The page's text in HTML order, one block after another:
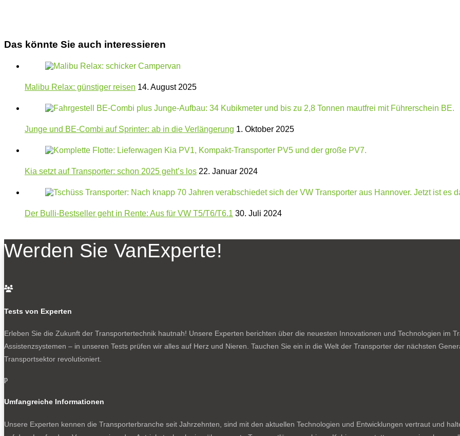
Das könnte Sie auch interessieren
Malibu Relax: günstiger reisen 14. August 2025
Junge und BE-Combi auf Sprinter: ab in die Verlängerung 1. Oktober 2025
Kia setzt auf Transporter: schon 2025 geht’s los 22. Januar 2024
Der Bulli-Bestseller geht in Rente: Aus für VW T5/T6/T6.1 30. Juli 2024
Werden Sie VanExperte!

Tests von Experten
Erleben Sie die Zukunft der Transportertechnik hautnah! Unsere Experten berichten über die neuesten Innovationen und Technologien im
Assistenzsystemen – in unseren Tests prüfen wir alles auf Herz und Nieren. Tauchen Sie ein in die Welt der Transporter der nächsten
Transportsektor revolutioniert.
p
Umfangreiche Informationen
Unsere Experten kennen die Transporterbranche seit Jahrzehnten, sind mit den aktuellen Technologien und Entwicklungen vertraut und